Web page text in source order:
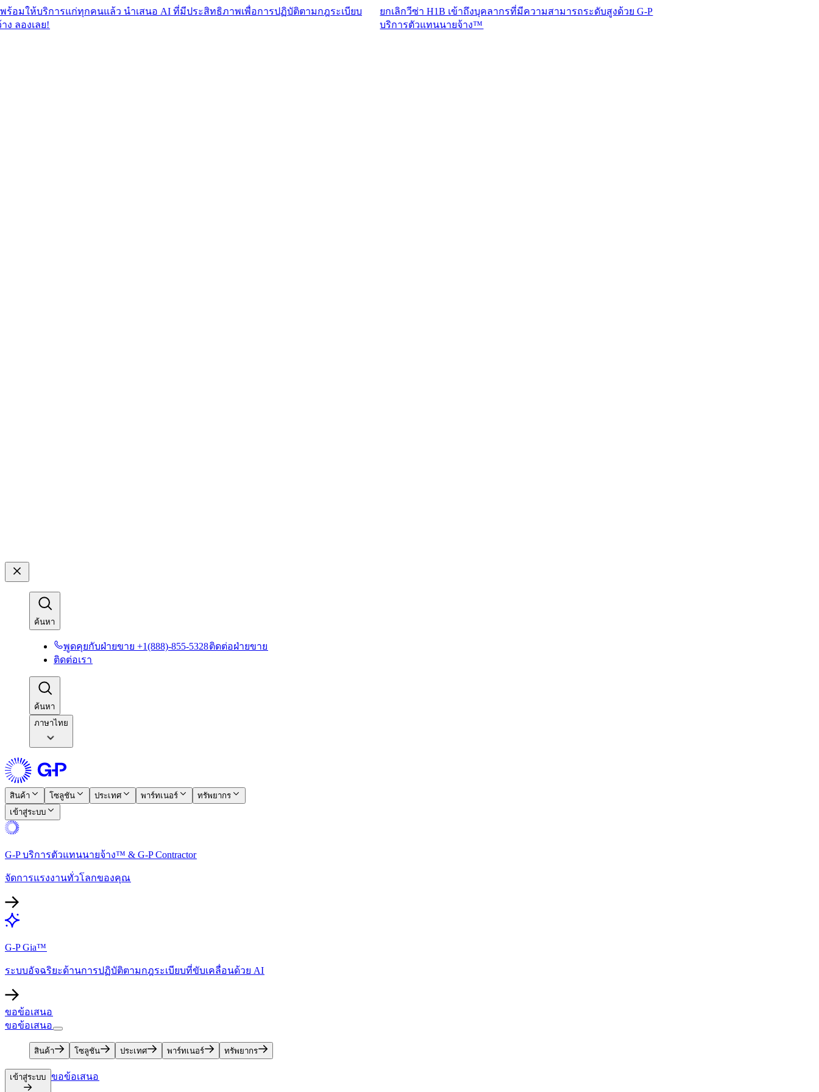
ารแก่ทุกคนแล้ว นำเสนอ AI ที่มีประสิทธิภาพเพื่อการปฏิบัติตามกฎระเบียบ
!​​
ยกเลิกวีซ่า H1B เข้าถึงบุคลากรที่มีความสามารถระดับสูงด้วย G-P
บริการตัวแทนนายจ้าง™​​
ค้นหา​​
พูดคุยกับฝ่ายขาย +1(888)-855-5328​​ติดต่อฝ่ายขาย​​
ติดต่อเรา​​
ค้นหา​​
ภาษาไทย
สินค้า​​ โซลูชัน​​ ประเทศ​​ พาร์ทเนอร์​​
ทรัพยากร​​
เข้าสู่ระบบ​​
G-P บริการตัวแทนนายจ้าง™ & G-P Contractor​​
จัดการแรงงานทั่วโลกของคุณ​​
G-P Gia™​​
ระบบอัจฉริยะด้านการปฏิบัติตามกฎระเบียบที่ขับเคลื่อนด้วย AI​​
ขอข้อเสนอ​​
ขอข้อเสนอ​​
สินค้า​​ โซลูชัน​​ ประเทศ​​ พาร์ทเนอร์​​ ทรัพยากร​​
เข้าสู่ระบบ​​ ขอข้อเสนอ​​